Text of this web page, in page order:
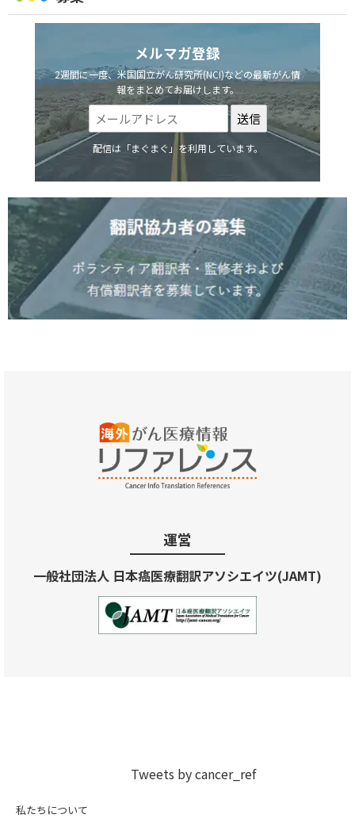
メルマガ登録
2週間に一度、米国国立がん研究所(NCI)などの最新がん情
報をまとめてお届けします。
配信は「まぐまぐ」を利用しています。
運営
一般社団法人 日本癌医療翻訳アソシエイツ(JAMT)
Tweets by cancer_ref
私たちについて